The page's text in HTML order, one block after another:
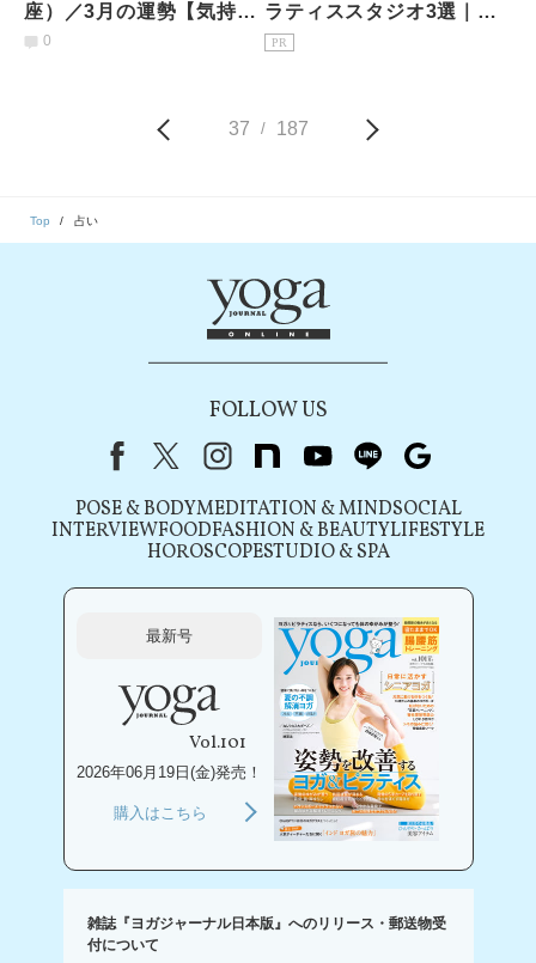
座）／3月の運勢【気持ち
を盛り上げてくれる人と
0
ラティススタジオ3選｜1
回1,650円〜マシン・安さ
PR
37 / 187
Top 占い
FOLLOW US
FacebookX（旧Twitter）
instagram
note youtubeline
POSE & BODYMEDITATION & MINDSOCIAL
INTERVIEWFOODFASHION & BEAUTYLIFESTYLE
HOROSCOPESTUDIO & SPA
最新号
Vol.101
2026年06月19日(金)発売！
購入はこちら
雑誌『ヨガジャーナル日本版』へのリリース・郵送物受
付について